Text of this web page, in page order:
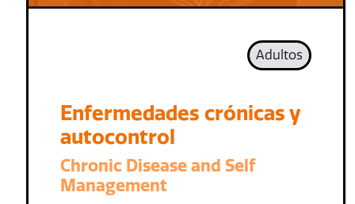
Adultos
Enfermedades crónicas y
autocontrol
Chronic Disease and Self
Management